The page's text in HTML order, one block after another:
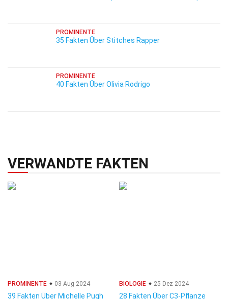
PROMINENTE
35 Fakten Über Stitches Rapper
PROMINENTE
40 Fakten Über Olivia Rodrigo
VERWANDTE FAKTEN
PROMINENTE 03 Aug 2024
39 Fakten Über Michelle Pugh
BIOLOGIE 25 Dez 2024
28 Fakten Über C3-Pflanze